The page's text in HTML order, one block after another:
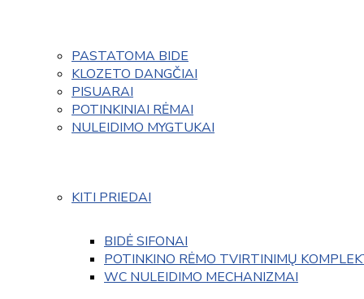
PASTATOMA BIDE
KLOZETO DANGČIAI
PISUARAI
POTINKINIAI RĖMAI
NULEIDIMO MYGTUKAI
KITI PRIEDAI
BIDĖ SIFONAI
POTINKINO RĖMO TVIRTINIMŲ
WC NULEIDIMO MECHANIZMAI